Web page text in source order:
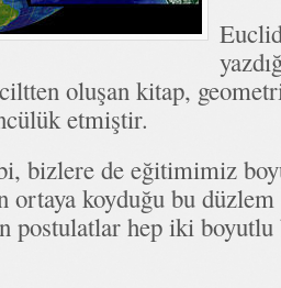
oluşan kitap,
etmiştir.
bizlere de eğitimimiz
ortaya koyduğu bu
postulatlar hep iki